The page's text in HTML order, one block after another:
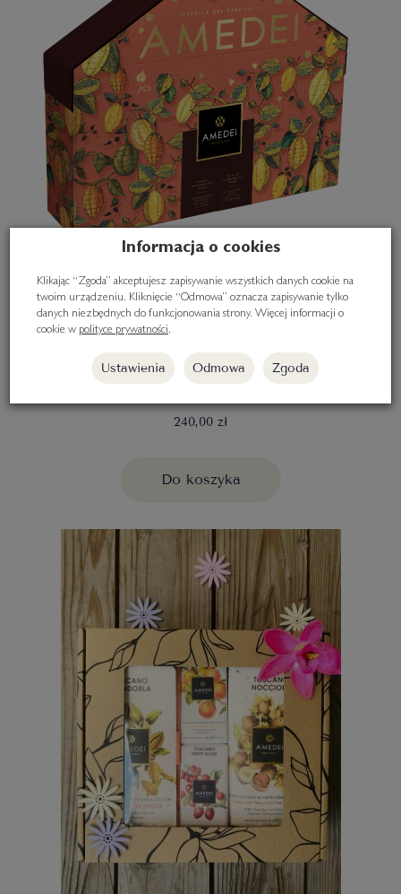
240,00 zł
Do koszyka
Informacja o cookies
Klikając “Zgoda” akceptujesz zapisywanie wszystkich danych cookie na
twoim urządzeniu. Kliknięcie “Odmowa” oznacza zapisywanie tylko
danych niezbędnych do funkcjonowania strony. Więcej informacji o
cookie w polityce prywatności.
Ustawienia Odmowa Zgoda